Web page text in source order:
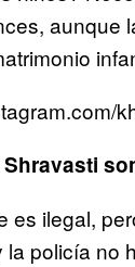
es ilegal,
la policía no